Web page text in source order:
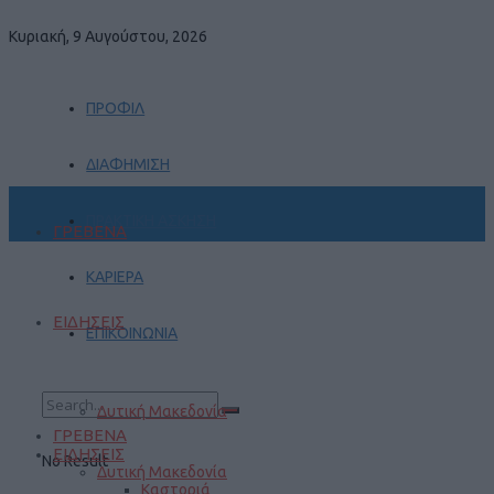
Κυριακή, 9 Αυγούστου, 2026
ΠΡΟΦΙΛ
ΔΙΑΦΗΜΙΣΗ
ΚΑΡΙΕΡΑ
ΕΠΙΚΟΙΝΩΝΙΑ
No Result
ΓΡΕΒΕΝΑ
ΕΙΔΗΣΕΙΣ
Δυτική Μακεδονία
ΓΡΕΒΕΝΑ
ΕΙΔΗΣΕΙΣ
Δυτική Μακεδονία
Καστοριά